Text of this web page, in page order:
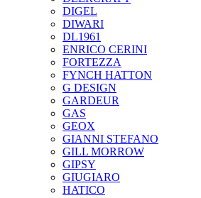
DIGEL
DIWARI
DL1961
ENRICO CERINI
FORTEZZA
FYNCH HATTON
G DESIGN
GARDEUR
GAS
GEOX
GIANNI STEFANO
GILL MORROW
GIPSY
GIUGIARO
HATICO